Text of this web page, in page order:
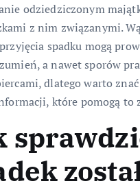
odziedziczonym
z nim związanymi.
spadku mogą
a nawet sporów
dlatego warto
które pomogą to